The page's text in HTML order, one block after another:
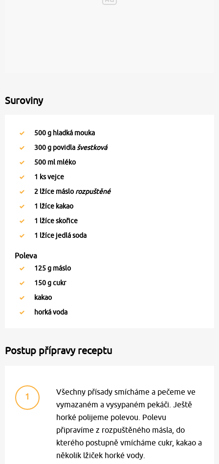
Suroviny
500g hladká mouka
300g povidla švestková
500 ml mléko
1 ks vejce
2 lžíce máslo rozpuštěné
1 lžíce kakao
1 lžíce skořice
1 lžíce jedlá soda
Poleva
125g máslo
150g cukr
kakao
horká voda
Postup přípravy receptu
1
Všechny přísady smícháme a pečeme ve
vymazaném a vysypaném pekáči. Ještě
horké polijeme polevou. Polevu
připravíme z rozpuštěného másla, do
kterého postupně vmícháme cukr, kakao a
několik lžiček horké vody.